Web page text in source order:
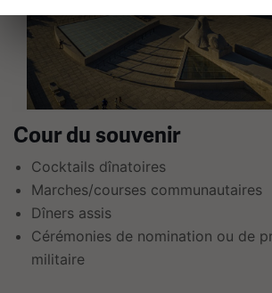
plusieurs
diapositives
avec
des
liens.
Utilisez
flèches
gauche
et
droite
pour
Cour du souvenir
Cocktails dînatoires
Marches/courses communautaires
Dîners assis
Cérémonies de nomination ou de
militaire